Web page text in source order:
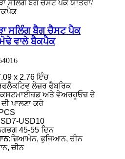
ਸਲਿੰਗ ਬੈਗ ਚੈਸਟ ਪੈਕ
ਵਾਲੇ ਬੈਕਪੈਕ
x 2.76 ਇੰਚ
ਲੇਜ਼ਰ ਫੈਬਰਿਕ
ਅਤੇ ਵੇਅਰਹੂਓਜ਼ ਦੇ
ਪਾਲਣਾ ਕਰੋ
USD10
45-55 ਦਿਨ
ਜ਼ਿਆਮੇਨ, ਫੁਜਿਆਨ, ਚੀਨ
ਚੀਨ